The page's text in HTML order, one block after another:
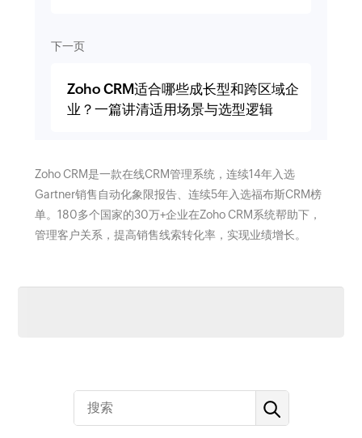
下一页
Zoho CRM适合哪些成长型和跨区域企
业？一篇讲清适用场景与选型逻辑
Zoho CRM是一款在线CRM管理系统，连续14年入选
Gartner销售自动化象限报告、连续5年入选福布斯CRM榜
单。180多个国家的30万+企业在Zoho CRM系统帮助下，
管理客户关系，提高销售线索转化率，实现业绩增长。